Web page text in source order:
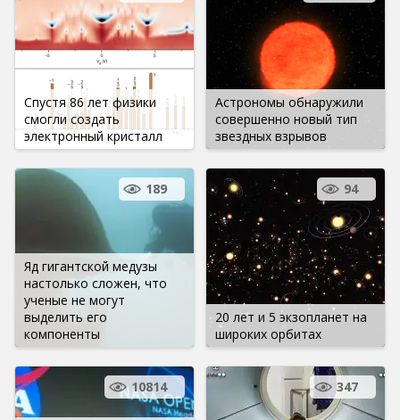
Спустя 86 лет физики
смогли создать
электронный кристалл
Астрономы обнаружили
совершенно новый тип
звездных взрывов
Яд гигантской медузы
настолько сложен, что
ученые не могут
выделить его
компоненты
189
20 лет и 5 экзопланет на
широких орбитах
94
10814 347